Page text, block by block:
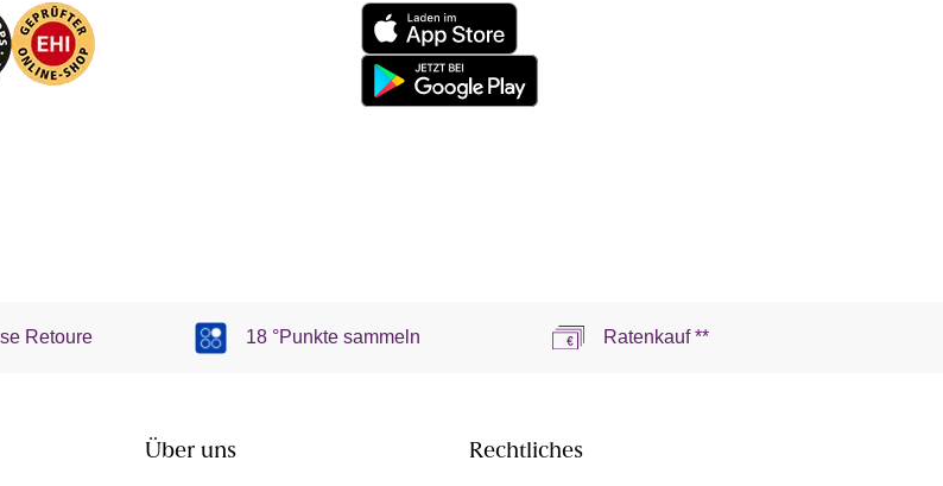
Retoure 18 °Punkte sammeln Ratenkauf **
Über uns Rechtliches